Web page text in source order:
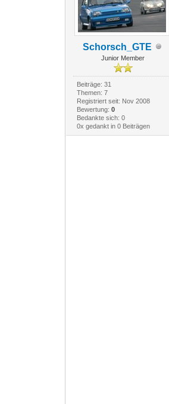
Schorsch_GTE
Junior Member
Beiträge: 31
Themen: 7
Registriert seit: Nov 2008
Bewertung: 0
Bedankte sich: 0
0x gedankt in 0 Beiträgen